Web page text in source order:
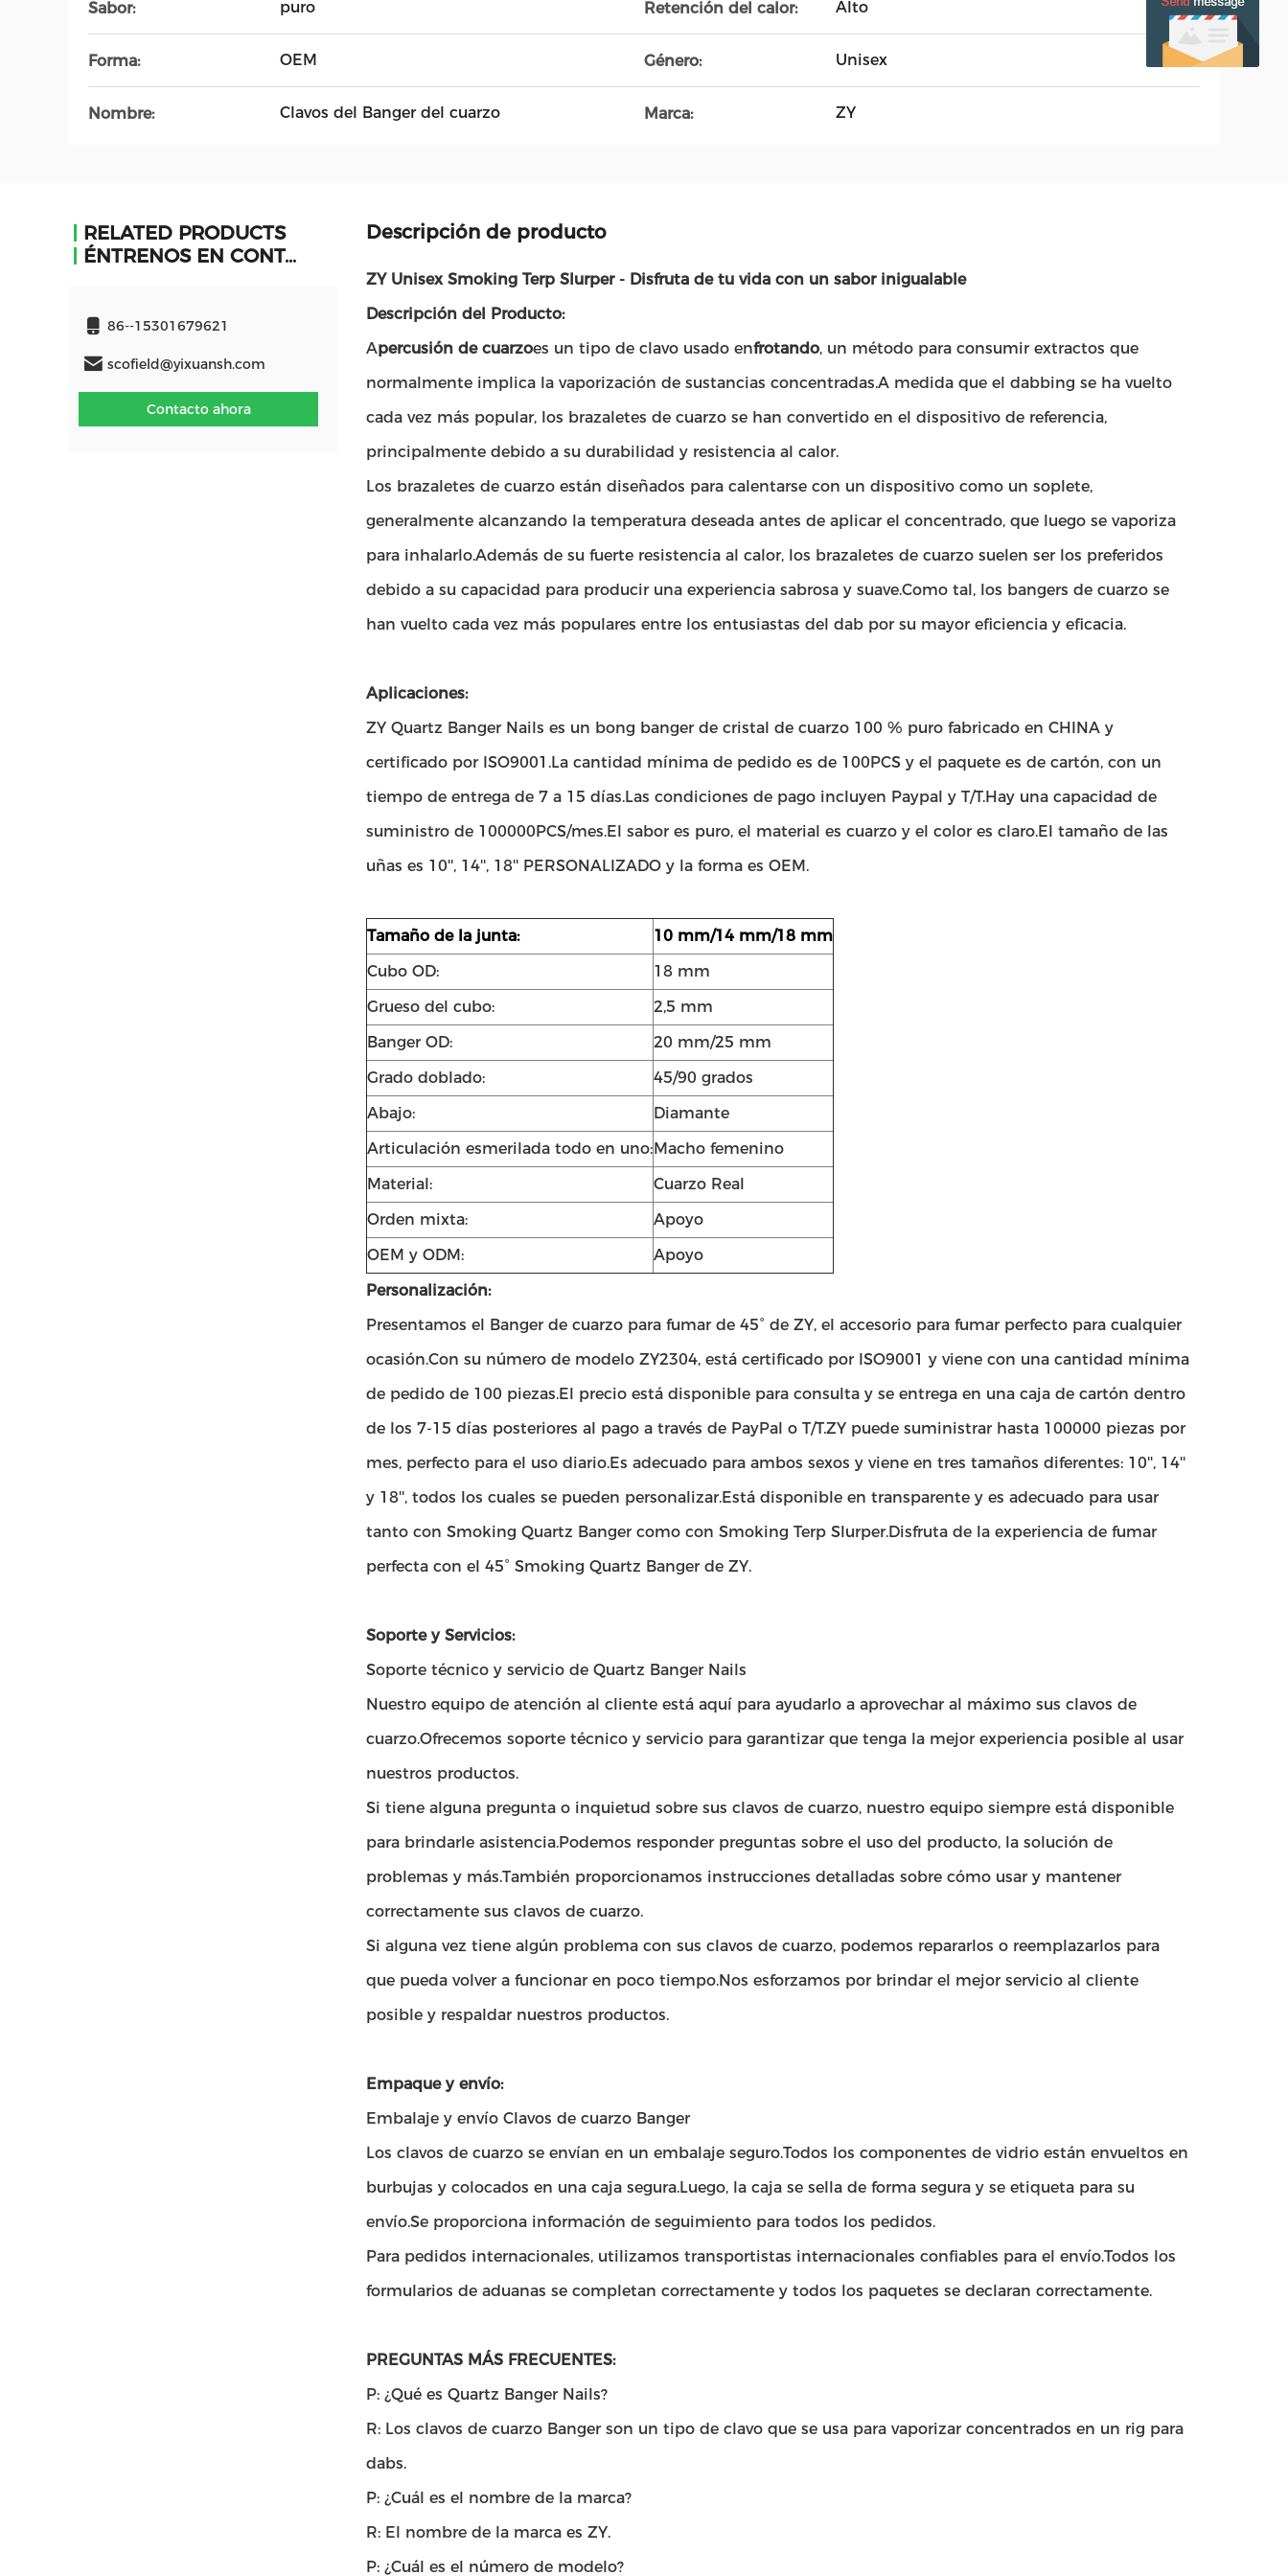
Sabor: puro Retención del calor: Alto
Forma: OEM Género: Unisex
Nombre: Clavos del Banger del cuarzo Marca: ZY
RELATED PRODUCTS
ÉNTRENOS EN CONTACTO CON
86--15301679621
scofield@yixuansh.com
Contacto ahora
Descripción de producto
ZY Unisex Smoking Terp Slurper - Disfruta de tu vida con un sabor inigualable
Descripción del Producto:
Apercusión de cuarzoes un tipo de clavo usado enfrotando, un método para consumir extractos que
normalmente implica la vaporización de sustancias concentradas.A medida que el dabbing se ha vuelto
cada vez más popular, los brazaletes de cuarzo se han convertido en el dispositivo de referencia,
principalmente debido a su durabilidad y resistencia al calor.
Los brazaletes de cuarzo están diseñados para calentarse con un dispositivo como un soplete,
generalmente alcanzando la temperatura deseada antes de aplicar el concentrado, que luego se vaporiza
para inhalarlo.Además de su fuerte resistencia al calor, los brazaletes de cuarzo suelen ser los preferidos
debido a su capacidad para producir una experiencia sabrosa y suave.Como tal, los bangers de cuarzo se
han vuelto cada vez más populares entre los entusiastas del dab por su mayor eficiencia y eficacia.
Aplicaciones:
ZY Quartz Banger Nails es un bong banger de cristal de cuarzo 100 % puro fabricado en CHINA y
certificado por ISO9001.La cantidad mínima de pedido es de 100PCS y el paquete es de cartón, con un
tiempo de entrega de 7 a 15 días.Las condiciones de pago incluyen Paypal y T/T.Hay una capacidad de
suministro de 100000PCS/mes.El sabor es puro, el material es cuarzo y el color es claro.El tamaño de las
uñas es 10'', 14'', 18'' PERSONALIZADO y la forma es OEM.
Tamaño de la junta:
10 mm/14 mm/18 mm
Cubo OD:
18 mm
Grueso del cubo:
2,5 mm
Banger OD:
20 mm/25 mm
Grado doblado:
45/90 grados
Abajo:
Diamante
Articulación esmerilada todo en uno:Macho femenino
Material:
Cuarzo Real
Orden mixta:
Apoyo
OEM y ODM:
Apoyo
Personalización:
Presentamos el Banger de cuarzo para fumar de 45° de ZY, el accesorio para fumar perfecto para cualquier
ocasión.Con su número de modelo ZY2304, está certificado por ISO9001 y viene con una cantidad mínima
de pedido de 100 piezas.El precio está disponible para consulta y se entrega en una caja de cartón dentro
de los 7-15 días posteriores al pago a través de PayPal o T/T.ZY puede suministrar hasta 100000 piezas por
mes, perfecto para el uso diario.Es adecuado para ambos sexos y viene en tres tamaños diferentes: 10'', 14''
y 18'', todos los cuales se pueden personalizar.Está disponible en transparente y es adecuado para usar
tanto con Smoking Quartz Banger como con Smoking Terp Slurper.Disfruta de la experiencia de fumar
perfecta con el 45° Smoking Quartz Banger de ZY.
Soporte y Servicios:
Soporte técnico y servicio de Quartz Banger Nails
Nuestro equipo de atención al cliente está aquí para ayudarlo a aprovechar al máximo sus clavos de
cuarzo.Ofrecemos soporte técnico y servicio para garantizar que tenga la mejor experiencia posible al usar
nuestros productos.
Si tiene alguna pregunta o inquietud sobre sus clavos de cuarzo, nuestro equipo siempre está disponible
para brindarle asistencia.Podemos responder preguntas sobre el uso del producto, la solución de
problemas y más.También proporcionamos instrucciones detalladas sobre cómo usar y mantener
correctamente sus clavos de cuarzo.
Si alguna vez tiene algún problema con sus clavos de cuarzo, podemos repararlos o reemplazarlos para
que pueda volver a funcionar en poco tiempo.Nos esforzamos por brindar el mejor servicio al cliente
posible y respaldar nuestros productos.
Empaque y envío:
Embalaje y envío Clavos de cuarzo Banger
Los clavos de cuarzo se envían en un embalaje seguro.Todos los componentes de vidrio están envueltos en
burbujas y colocados en una caja segura.Luego, la caja se sella de forma segura y se etiqueta para su
envío.Se proporciona información de seguimiento para todos los pedidos.
Para pedidos internacionales, utilizamos transportistas internacionales confiables para el envío.Todos los
formularios de aduanas se completan correctamente y todos los paquetes se declaran correctamente.
PREGUNTAS MÁS FRECUENTES:
P: ¿Qué es Quartz Banger Nails?
R: Los clavos de cuarzo Banger son un tipo de clavo que se usa para vaporizar concentrados en un rig para
dabs.
P: ¿Cuál es el nombre de la marca?
R: El nombre de la marca es ZY.
P: ¿Cuál es el número de modelo?